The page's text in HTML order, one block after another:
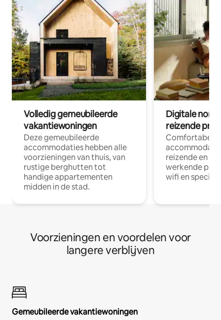
Volledig gemeubileerde
vakantiewoningen
Deze gemeubileerde
accommodaties hebben alle
voorzieningen van thuis, van
rustige berghutten tot
handige appartementen
midden in de stad.
Digitale
reizende
Comfortabele
reizende en
werkende
wifi en
Voorzieningen en voordelen voor
langere verblijven
Gemeubileerde vakantiewoningen